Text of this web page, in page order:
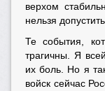
верхом
нельзя
Те события,
трагичны. Я
их боль. Но я
войск сейчас